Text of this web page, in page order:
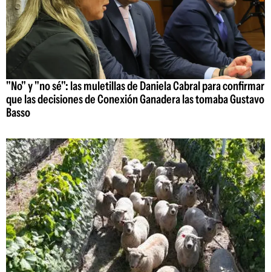
"No" y "no sé": las muletillas de Daniela Cabral para confirmar
que las decisiones de Conexión Ganadera las tomaba Gustavo
Basso